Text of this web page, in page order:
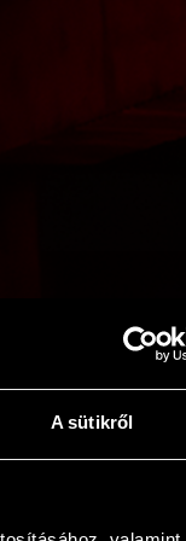
A sütikről
ha